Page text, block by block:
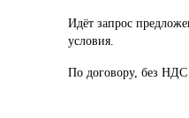
Идёт запрос
условия.
По договору, без НДС